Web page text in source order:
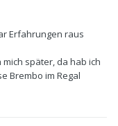
Erfahrungen raus
später, da hab ich
Brembo im Regal